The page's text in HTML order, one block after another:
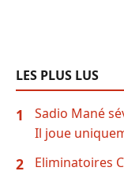
LES PLUS LUS
1
Sadio Mané
Il joue
2
Eliminatoires